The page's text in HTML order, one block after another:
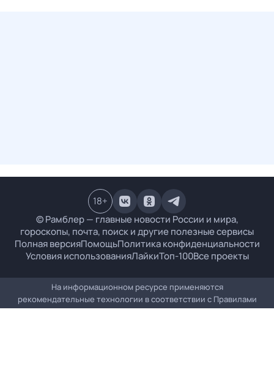
© Рамблер — главные новости России и мира,
гороскопы, почта, поиск и другие полезные сервисы
Полная версияПомощьПолитика конфиденциальности
Условия использованияЛайкиТоп-100Все проекты
18+
На информационном ресурсе применяются
рекомендательные технологии в соответствии с Правилами